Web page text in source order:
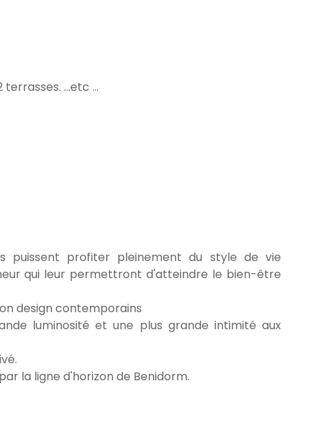
...etc ...
puissent profiter pleinement du style de vie
qui leur permettront d'atteindre le bien-être
design contemporains
luminosité et une plus grande intimité aux
la ligne d'horizon de Benidorm.